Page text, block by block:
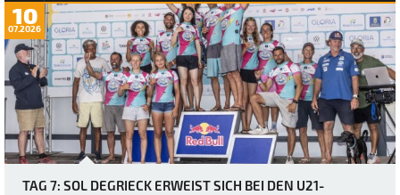
10
07.2026
TAG 7: SOL DEGRIECK ERWEIST SICH BEI DEN U21-